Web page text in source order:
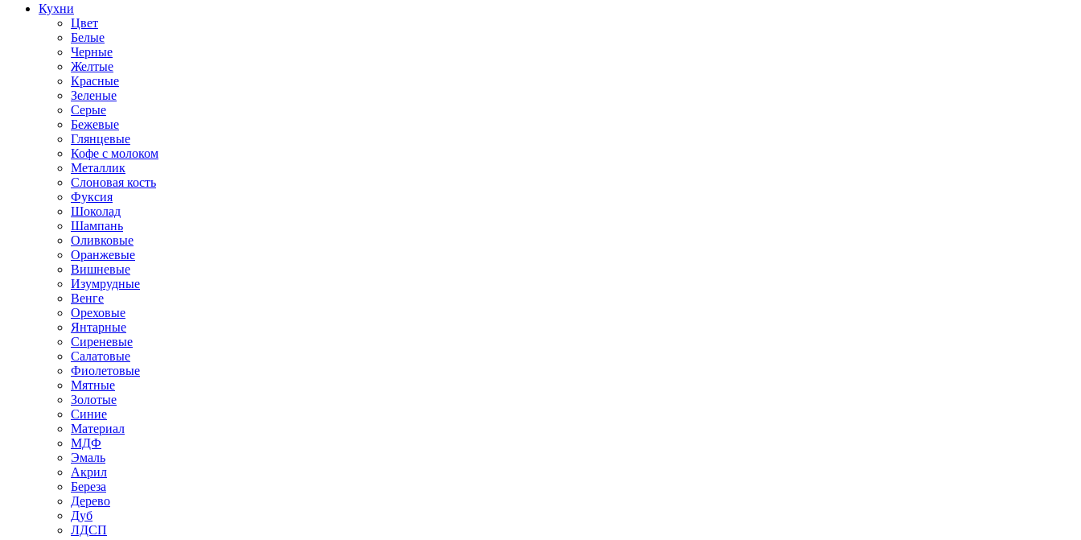
Кухни
Цвет
Белые
Черные
Желтые
Красные
Зеленые
Серые
Бежевые
Глянцевые
Кофе с молоком
Металлик
Слоновая кость
Фуксия
Шоколад
Шампань
Оливковые
Оранжевые
Вишневые
Изумрудные
Венге
Ореховые
Янтарные
Сиреневые
Салатовые
Фиолетовые
Мятные
Золотые
Синие
Материал
МДФ
Эмаль
Акрил
Береза
Дерево
Дуб
ЛДСП